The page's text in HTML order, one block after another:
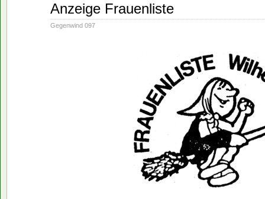
Anzeige Frauenliste
Gegenwind 097